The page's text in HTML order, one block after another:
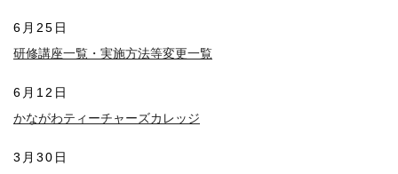
6月25日
研修講座一覧・実施方法等変更一覧
6月12日
かながわティーチャーズカレッジ
3月30日